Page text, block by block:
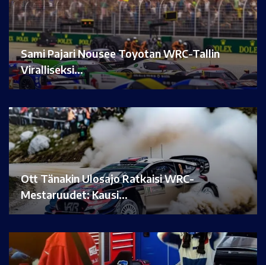
Sami Pajari Nousee Toyotan WRC-Tallin
Viralliseksi…
Ott Tänakin Ulosajo Ratkaisi WRC-
Mestaruudet: Kausi…